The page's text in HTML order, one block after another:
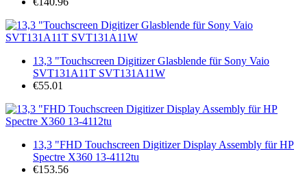
13,3 "Touchscreen Digitizer Glasblende für Sony Vaio
SVT131A11T SVT131A11W
€55.01
13,3 "FHD Touchscreen Digitizer Display Assembly für HP
Spectre X360 13-4112tu
€153.56